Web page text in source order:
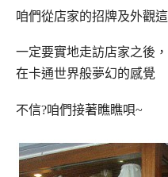
咱們從店家的招牌及外觀
一定要實地走訪店家之後
在卡通世界般夢幻的感覺
不信?咱們接著瞧瞧唄~